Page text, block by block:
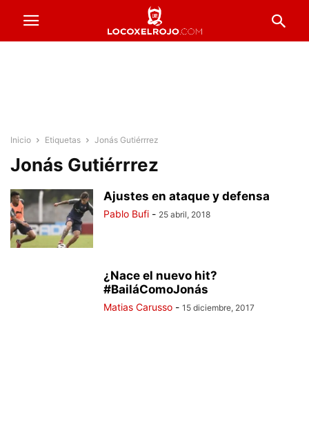
Inicio Etiquetas Jonás Gutiérrrez
Jonás Gutiérrrez
Ajustes en ataque y defensa
Pablo Bufi - 25 abril, 2018
¿Nace el nuevo hit?
#BailáComoJonás
Matias Carusso - 15 diciembre, 2017